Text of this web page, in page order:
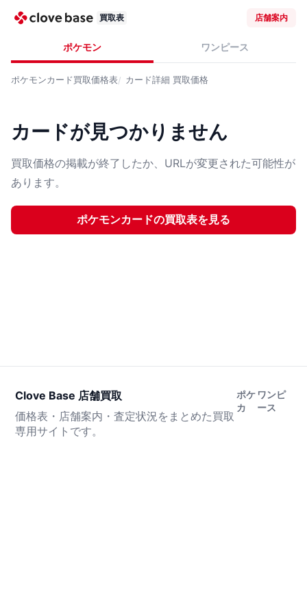
買取表 店舗案内
ポケモン ワンピース
ポケモンカード買取価格表 カード詳細 買取価格
カードが見つかりません
買取価格の掲載が終了したか、URLが変更された可能性が
あります。
ポケモンカードの買取表を見る
Clove Base 店舗買取
価格表・店舗案内・査定状況をまとめた買取
専用サイトです。
ポケ
カ
ワンピ
ース